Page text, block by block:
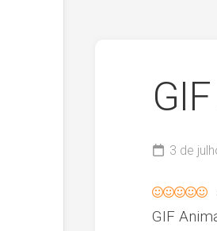
3 de
GIF